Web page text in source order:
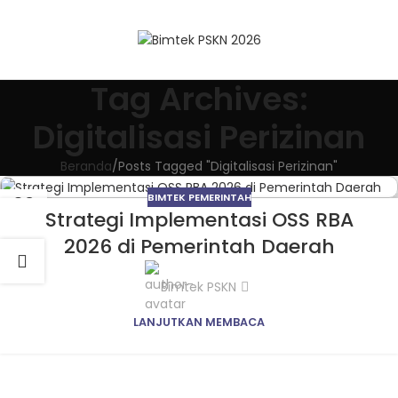
Tag Archives:
Digitalisasi Perizinan
Beranda Posts Tagged "Digitalisasi Perizinan"
02 BIMTEK PEMERINTAH
Strategi Implementasi OSS RBA
2026 di Pemerintah Daerah
Bimtek PSKN
LANJUTKAN MEMBACA